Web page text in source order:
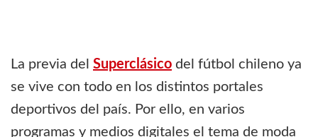
La previa del Superclásico del fútbol chileno ya
se vive con todo en los distintos portales
deportivos del país. Por ello, en varios
programas y medios digitales el tema de moda